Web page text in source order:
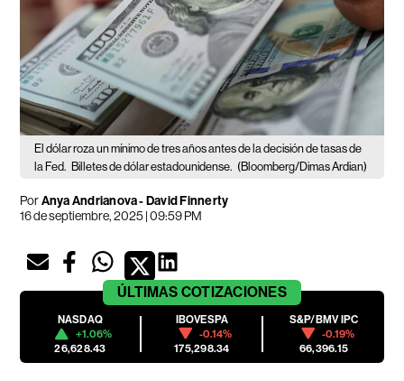
El dólar roza un mínimo de tres años antes de la decisión de tasas de
la Fed. Billetes de dólar estadounidense. (Bloomberg/Dimas Ardian)
PorAnya Andrianova - David Finnerty
16 de septiembre, 2025 | 09:59 PM
ÚLTIMAS COTIZACIONES
NASDAQ
+1.06%
26,628.43
IBOVESPA
-0.14%
175,298.34
S&P/BMV IPC
-0.19%
66,396.15